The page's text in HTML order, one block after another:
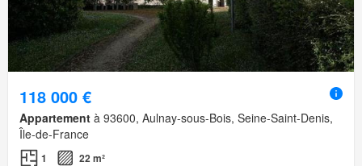
118 000 €
Appartement à 93600, Aulnay-sous-Bois, Seine-Saint-Denis,
Île-de-France
1 22 m²